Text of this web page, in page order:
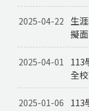
2025-04-22
生
擬
2025-04-01
113
全
2025-01-06
113